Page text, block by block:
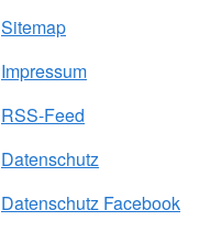
Sitemap
Impressum
RSS-Feed
Datenschutz
Datenschutz Facebook